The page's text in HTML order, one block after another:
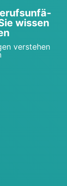
wis­sen
ver­ste­hen